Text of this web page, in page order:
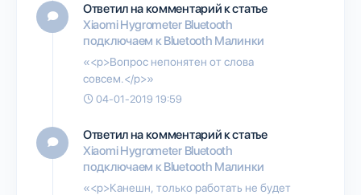
Ответил на комментарий к статье
Xiaomi Hygrometer Bluetooth
подключаем к Bluetooth Малинки
«<p>Вопрос непонятен от слова
совсем.</p>»
04-01-2019 19:59
Ответил на комментарий к статье
Xiaomi Hygrometer Bluetooth
подключаем к Bluetooth Малинки
«<p>Канешн, только работать не будет